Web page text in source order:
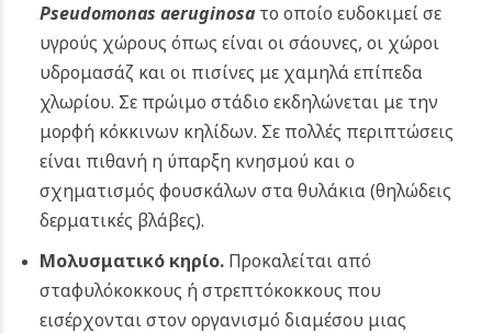
Pseudomonas aeruginosaτο οποίο ευδοκιμεί σε
υγρούς χώρους όπως είναι οι σάουνες, οι χώροι
υδρομασάζ και οι πισίνες με χαμηλά επίπεδα
χλωρίου. Σε πρώιμο στάδιο εκδηλώνεται με την
μορφή κόκκινων κηλίδων. Σε πολλές περιπτώσεις
είναι πιθανή η ύπαρξη κνησμού και ο
σχηματισμός φουσκάλων στα θυλάκια (θηλώδεις
δερματικές βλάβες).
Μολυσματικό κηρίο. Προκαλείται από
σταφυλόκοκκους ή στρεπτόκοκκους που
εισέρχονται στον οργανισμό διαμέσου μιας